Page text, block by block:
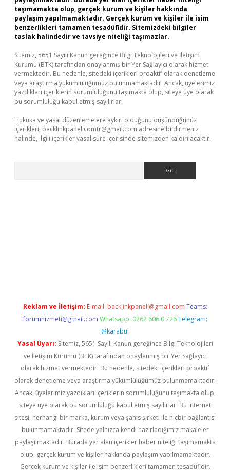
taşımamakta olup, gerçek kurum ve kişiler hakkında
paylaşım yapılmamaktadır. Gerçek kurum ve kişiler ile isim
benzerlikleri tamamen tesadüfidir. Sitemizdeki bilgiler
taslak halindedir ve tavsiye niteliği taşımazlar.
Sitemiz, 5651 Sayılı Kanun gereğince Bilgi Teknolojileri ve İletişim
Kurumu (BTK) tarafından onaylanmış bir Yer Sağlayıcı olarak hizmet
vermektedir. Bu nedenle, sitedeki içerikleri proaktif olarak denetleme
veya araştırma yükümlülüğümüz bulunmamaktadır. Ancak, üyelerimiz
yazdıkları içeriklerin sorumluluğunu taşımakta olup, siteye üye olarak
bu sorumluluğu kabul etmiş sayılırlar.
Hukuka ve yasal düzenlemelere aykırı olduğunu düşündüğünüz
içerikleri, backlinkpanelicomtr@gmail.com adresine bildirmeniz
halinde, ilgili içerikler yasal süre içerisinde sitemizden kaldırılacaktır.
Reklam ve İletişim: E-mail: backlinkpaneli@gmail.com Teams:
forumhizmeti@gmail.com Whatsapp: 0262 606 0 726 Telegram:
@karabul
Yasal Uyarı: Sitemiz, 5651 Sayılı Kanun gereğince Bilgi Teknolojileri
ve İletişim Kurumu (BTK) tarafından onaylanmış bir Yer Sağlayıcı
olarak hizmet vermektedir. Bu nedenle, sitedeki içerikleri proaktif
olarak denetleme veya araştırma yükümlülüğümüz bulunmamaktadır.
Ancak, üyelerimiz yazdıkları içeriklerin sorumluluğunu taşımakta olup,
siteye üye olarak bu sorumluluğu kabul etmiş sayılırlar. Bu internet
sitesi, herhangi bir marka, kurum veya şahıs şirketi ile hiçbir bağlantısı
bulunmamaktadır. Sitede yalnızca kendi hazırladığımız makaleler
paylaşılmaktadır. Burada yer alan içerikler haber niteliği taşımamakta
olup, gerçek kurum ve kişiler hakkında paylaşım yapılmamaktadır.
Gerçek kurum ve kişiler ile isim benzerlikleri tamamen tesadüfidir.